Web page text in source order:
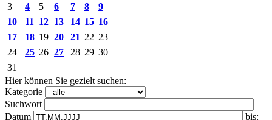
3
4 5 6 7 8
9
10
11 12 13 14 15 16
17
18 19 20 21 22 23
24
25 26 27 28 29 30
31
Hier können Sie gezielt suchen:
Kategorie
Suchwort
Datum
bis: